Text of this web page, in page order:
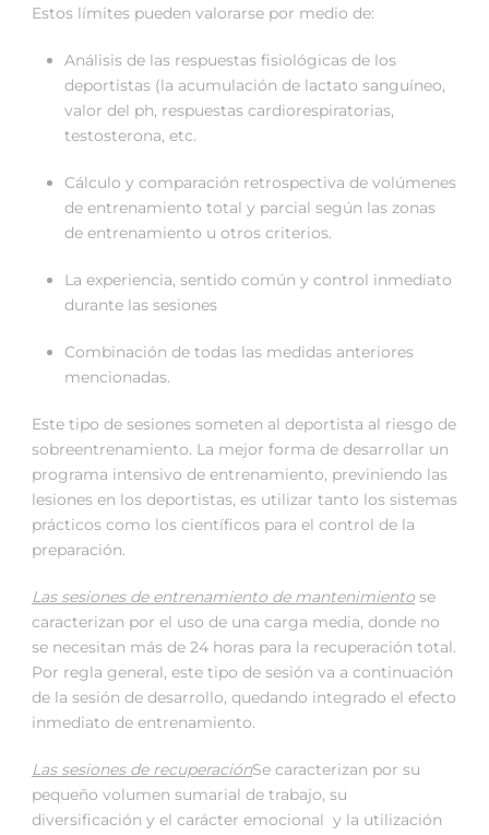
Estos límites pueden valorarse por medio de:
Análisis de las respuestas fisiológicas de los
deportistas (la acumulación de lactato sanguíneo,
valor del ph, respuestas cardiorespiratorias,
testosterona, etc.
Cálculo y comparación retrospectiva de volúmenes
de entrenamiento total y parcial según las zonas
de entrenamiento u otros criterios.
La experiencia, sentido común y control inmediato
durante las sesiones
Combinación de todas las medidas anteriores
mencionadas.
Este tipo de sesiones someten al deportista al riesgo de
sobreentrenamiento. La mejor forma de desarrollar un
programa intensivo de entrenamiento, previniendo las
lesiones en los deportistas, es utilizar tanto los sistemas
prácticos como los científicos para el control de la
preparación.
Las sesiones de entrenamiento de mantenimiento se
caracterizan por el uso de una carga media, donde no
se necesitan más de 24 horas para la recuperación total.
Por regla general, este tipo de sesión va a continuación
de la sesión de desarrollo, quedando integrado el efecto
inmediato de entrenamiento.
Las sesiones de recuperaciónSe caracterizan por su
pequeño volumen sumarial de trabajo, su
diversificación y el carácter emocional y la utilización